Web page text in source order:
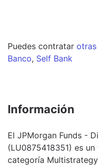
Puedes contratar otras
Banco, Self Bank
Información
El JPMorgan Funds -
(LU0875418351) es
categoría